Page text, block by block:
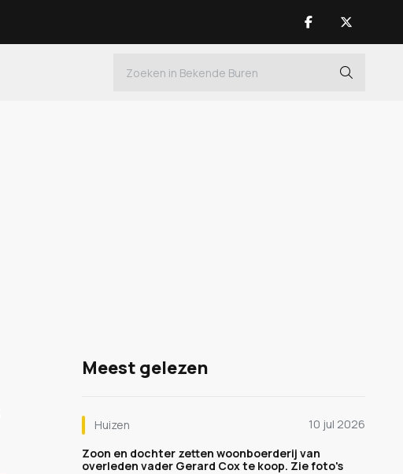
Meest gelezen
Huizen
10 jul 2026
Zoon en dochter zetten woonboerderij van
overleden vader Gerard Cox te koop. Zie foto's